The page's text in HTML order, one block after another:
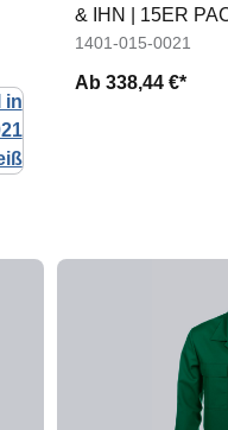
& IHN | 15ER
1401-015-0021
Ab 338,44 €*